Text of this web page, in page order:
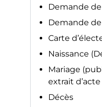
Demande
Demande
Carte
Naissance
Mariage
extrait
Décès